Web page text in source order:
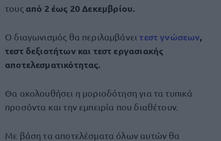
τουςαπό 2 έως 20 Δεκεμβρίου.
Ο διαγωνισμός θα περιλαμβάνειτεστ γνώσεων,
τεστ δεξιοτήτων και τεστ εργασιακής
αποτελεσματικότητας.
Θα ακολουθήσει η μοριοδότηση για τα τυπικά
προσόντα και την εμπειρία που διαθέτουν.
Με βάση τα αποτελέσματα όλων αυτών θα